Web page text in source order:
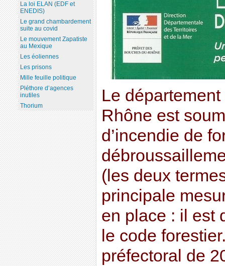
Le
Rhône est
d’incendie de
(les deux
principale
en place : il est
le code
préfectoral de
La loi ELAN (EDF et
ENEDIS)
Le grand chambardement
suite au covid
Le mouvement Zapatiste
au Mexique
Les éoliennes
Les prisons
Mille feuille politique
Pléthore d’agences
inutiles
Thorium